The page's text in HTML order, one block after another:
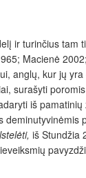
ir turinčius tam
Macienė
anglų, kur jų
surašyti
iš
deminutyvinėmis
iš Stundžia